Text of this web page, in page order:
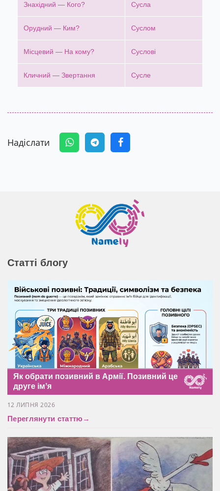
Знахідний — Кого? Сусла
Орудний — Ким? Суслом
Місцевий — На кому? Суслові
Кличний — Звертання Сусле
Надіслати
Статті блогу
Як обрати позивний в Армії. Позивний це
друге імʼя
12 ЛИПНЯ 2026
Переглянути статтю→